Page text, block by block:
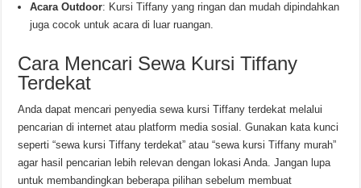
Acara Outdoor: Kursi Tiffany yang ringan dan mudah dipindahkan
juga cocok untuk acara di luar ruangan.
Cara Mencari Sewa Kursi Tiffany
Terdekat
Anda dapat mencari penyedia sewa kursi Tiffany terdekat melalui
pencarian di internet atau platform media sosial. Gunakan kata kunci
seperti “sewa kursi Tiffany terdekat” atau “sewa kursi Tiffany murah”
agar hasil pencarian lebih relevan dengan lokasi Anda. Jangan lupa
untuk membandingkan beberapa pilihan sebelum membuat